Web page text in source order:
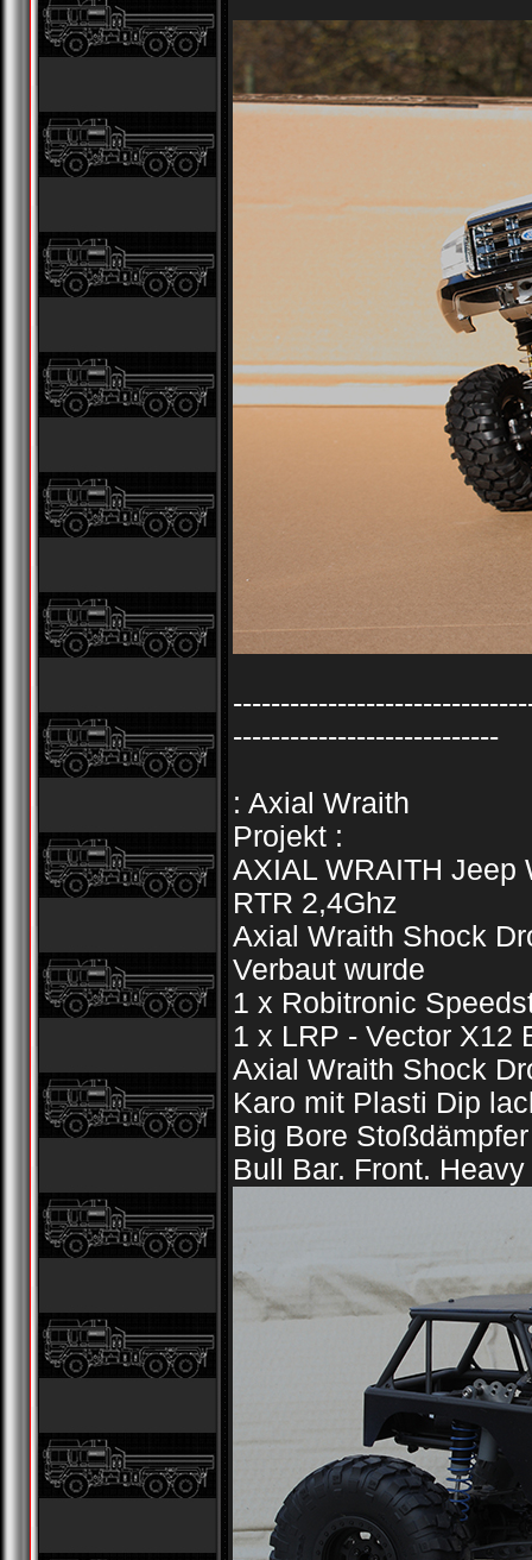
----------------------------
: Axial Wraith
Projekt :
AXIAL WRAITH Jeep
RTR 2,4Ghz
Axial Wraith Shock
Verbaut wurde
1 x Robitronic
1 x LRP - Vector X12
Axial Wraith Shock
Karo mit Plasti Dip
Big Bore Stoßdämpfer
Bull Bar. Front.